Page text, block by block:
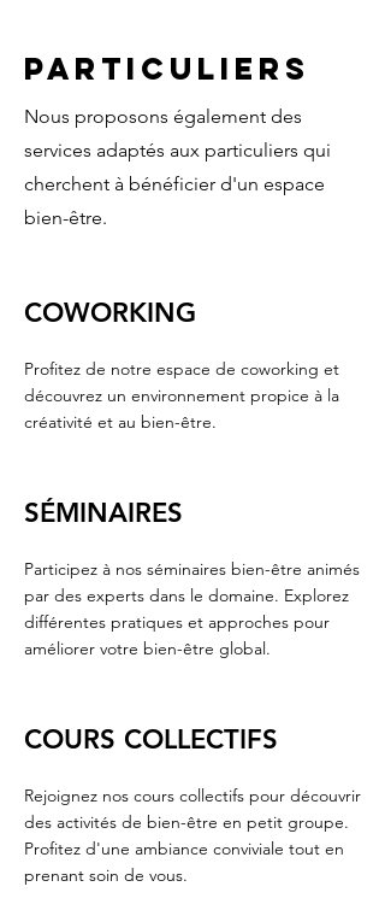
Particuliers
Nous proposons également des
services adaptés aux particuliers qui
cherchent à bénéficier d'un espace
bien-être.
COWORKING
Profitez de notre espace de coworking et
découvrez un environnement propice à la
créativité et au bien-être.
SÉMINAIRES
Participez à nos séminaires bien-être animés
par des experts dans le domaine. Explorez
différentes pratiques et approches pour
améliorer votre bien-être global.
COURS COLLECTIFS
Rejoignez nos cours collectifs pour découvrir
des activités de bien-être en petit groupe.
Profitez d'une ambiance conviviale tout en
prenant soin de vous.